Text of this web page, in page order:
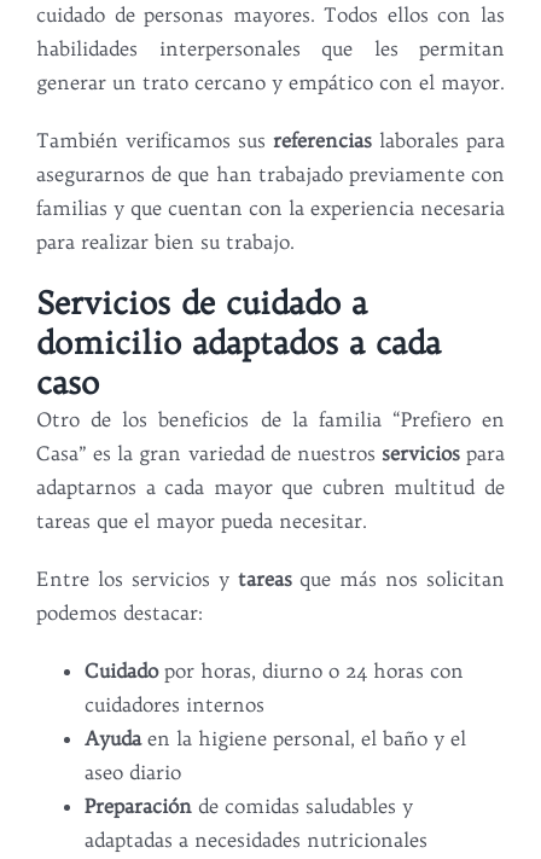
cuidado de personas mayores. Todos ellos con las
habilidades interpersonales que les permitan
generar un trato cercano y empático con el mayor.
También verificamos sus referencias laborales para
asegurarnos de que han trabajado previamente con
familias y que cuentan con la experiencia necesaria
para realizar bien su trabajo.
Servicios de cuidado a
domicilio adaptados a cada
caso
Otro de los beneficios de la familia “Prefiero en
Casa” es la gran variedad de nuestros serviciospara
adaptarnos a cada mayor que cubren multitud de
tareas que el mayor pueda necesitar.
Entre los servicios y tareasque más nos solicitan
podemos destacar:
Cuidadopor horas, diurno o 24 horas con
cuidadores internos
Ayudaen la higiene personal, el baño y el
aseo diario
Preparación de comidas saludables y
adaptadas a necesidades nutricionales